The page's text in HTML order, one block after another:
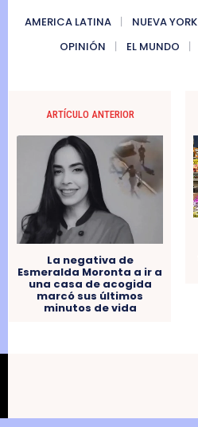
AMERICA LATINA NUEVA YORK
OPINIÓN
EL MUNDO
ARTÍCULO ANTERIOR
La negativa de
Esmeralda Moronta a ir a
una casa de acogida
marcó sus últimos
minutos de vida